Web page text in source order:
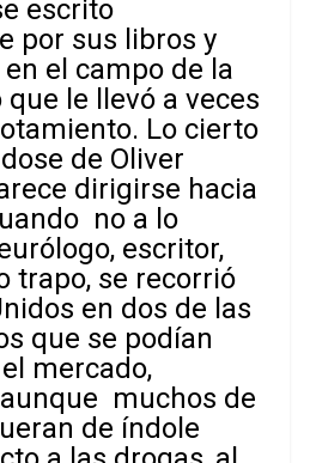
escrito
por sus libros y
el campo de la
que le llevó a veces
Lo cierto
de Oliver
dirigirse hacia
no a lo
escritor,
trapo, se recorrió
en dos de las
que se podían
mercado,
muchos de
de índole